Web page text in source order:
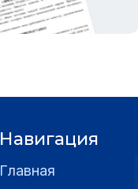
Навигация
Главная